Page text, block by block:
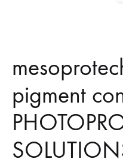
pigment